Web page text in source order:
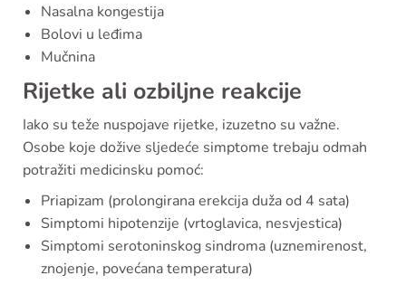
Nasalna kongestija
Bolovi u leđima
Mučnina
Rijetke ali ozbiljne reakcije
Iako su teže nuspojave rijetke, izuzetno su važne.
Osobe koje dožive sljedeće simptome trebaju odmah
potražiti medicinsku pomoć:
Priapizam (prolongirana erekcija duža od 4 sata)
Simptomi hipotenzije (vrtoglavica, nesvjestica)
Simptomi serotoninskog sindroma (uznemirenost,
znojenje, povećana temperatura)